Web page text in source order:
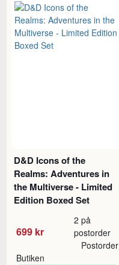
D&D Icons of the
Realms: Adventures in
the Multiverse - Limited
Edition Boxed Set
699 kr
2 på
postorder
Butiken
Postorder